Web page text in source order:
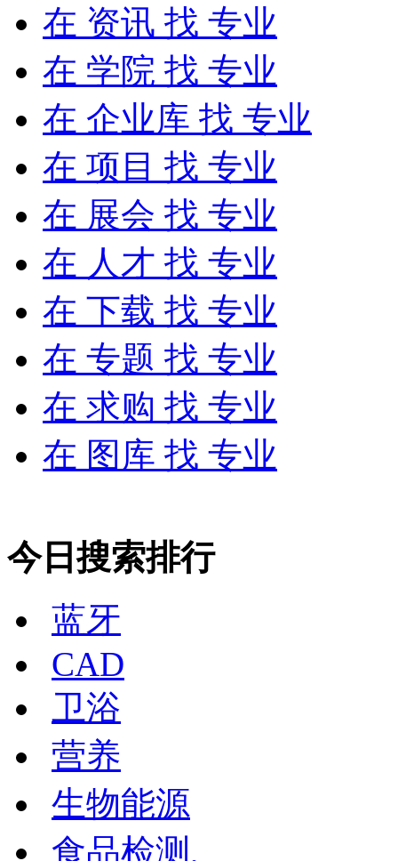
在 资讯 找 专业
在 学院 找 专业
在 企业库 找 专业
在 项目 找 专业
在 展会 找 专业
在 人才 找 专业
在 下载 找 专业
在 专题 找 专业
在 求购 找 专业
在 图库 找 专业
今日搜索排行
蓝牙
CAD
卫浴
营养
生物能源
食品检测,